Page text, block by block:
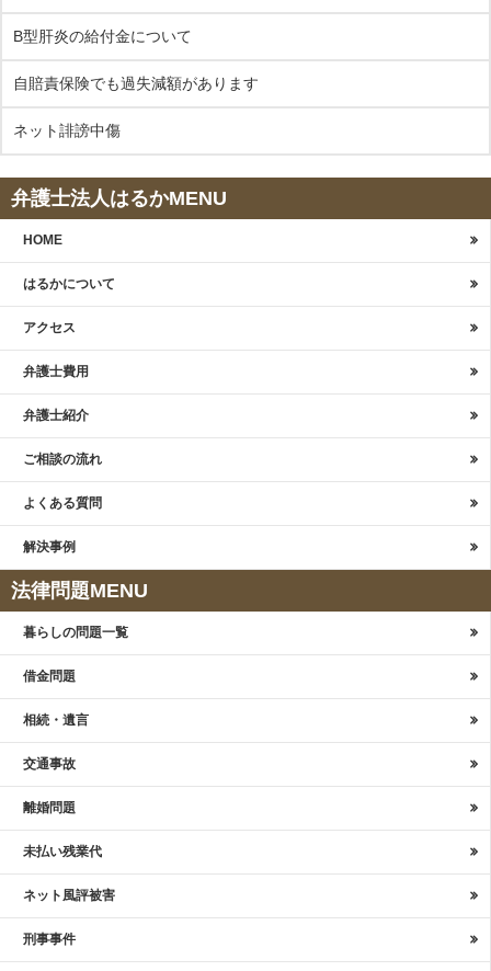
B型肝炎の給付金について
自賠責保険でも過失減額があります
ネット誹謗中傷
弁護士法人はるかMENU
HOME
はるかについて
アクセス
弁護士費用
弁護士紹介
ご相談の流れ
よくある質問
解決事例
法律問題MENU
暮らしの問題一覧
借金問題
相続・遺言
交通事故
離婚問題
未払い残業代
ネット風評被害
刑事事件